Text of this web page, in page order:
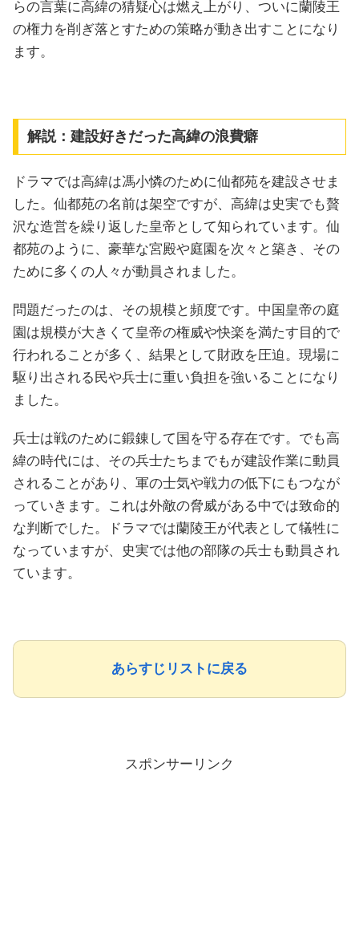
らの言葉に高緯の猜疑心は燃え上がり、ついに蘭陵王
の権力を削ぎ落とすための策略が動き出すことになり
ます。
解説：建設好きだった高緯の浪費癖
ドラマでは高緯は馮小憐のために仙都苑を建設させま
した。仙都苑の名前は架空ですが、高緯は史実でも贅
沢な造営を繰り返した皇帝として知られています。仙
都苑のように、豪華な宮殿や庭園を次々と築き、その
ために多くの人々が動員されました。
問題だったのは、その規模と頻度です。中国皇帝の庭
園は規模が大きくて皇帝の権威や快楽を満たす目的で
行われることが多く、結果として財政を圧迫。現場に
駆り出される民や兵士に重い負担を強いることになり
ました。
兵士は戦のために鍛錬して国を守る存在です。でも高
緯の時代には、その兵士たちまでもが建設作業に動員
されることがあり、軍の士気や戦力の低下にもつなが
っていきます。これは外敵の脅威がある中では致命的
な判断でした。ドラマでは蘭陵王が代表として犠牲に
なっていますが、史実では他の部隊の兵士も動員され
ています。
あらすじリストに戻る
スポンサーリンク